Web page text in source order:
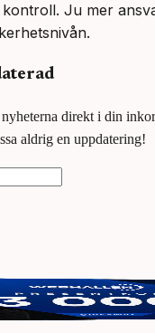
Ju mer
nyheterna direkt i din
aldrig en uppdatering!
på Webhallen. Delta i
kr.